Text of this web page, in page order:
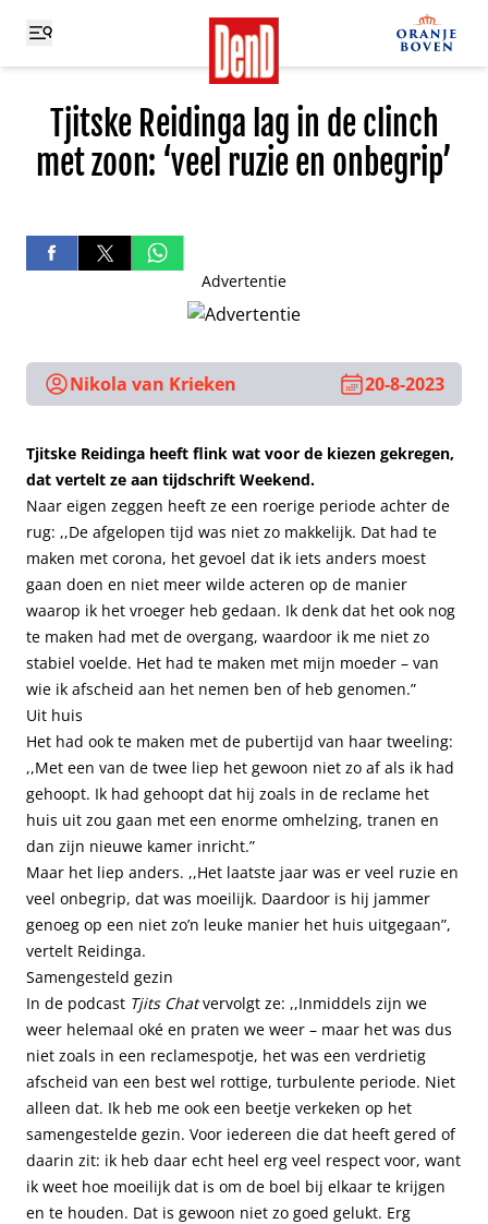
Tjitske Reidinga lag in de clinch
met zoon: ‘veel ruzie en onbegrip’
Advertentie
Nikola van Krieken 20-8-2023
Tjitske Reidinga heeft flink wat voor de kiezen gekregen,
dat vertelt ze aan tijdschrift Weekend.
Naar eigen zeggen heeft ze een roerige periode achter de
rug: ,,De afgelopen tijd was niet zo makkelijk. Dat had te
maken met corona, het gevoel dat ik iets anders moest
gaan doen en niet meer wilde acteren op de manier
waarop ik het vroeger heb gedaan. Ik denk dat het ook nog
te maken had met de overgang, waardoor ik me niet zo
stabiel voelde. Het had te maken met mijn moeder – van
wie ik afscheid aan het nemen ben of heb genomen.”
Uit huis
Het had ook te maken met de pubertijd van haar tweeling:
,,Met een van de twee liep het gewoon niet zo af als ik had
gehoopt. Ik had gehoopt dat hij zoals in de reclame het
huis uit zou gaan met een enorme omhelzing, tranen en
dan zijn nieuwe kamer inricht.”
Maar het liep anders. ,,Het laatste jaar was er veel ruzie en
veel onbegrip, dat was moeilijk. Daardoor is hij jammer
genoeg op een niet zo’n leuke manier het huis uitgegaan”,
vertelt Reidinga.
Samengesteld gezin
In de podcast Tjits Chatvervolgt ze: ,,Inmiddels zijn we
weer helemaal oké en praten we weer – maar het was dus
niet zoals in een reclamespotje, het was een verdrietig
afscheid van een best wel rottige, turbulente periode. Niet
alleen dat. Ik heb me ook een beetje verkeken op het
samengestelde gezin. Voor iedereen die dat heeft gered of
daarin zit: ik heb daar echt heel erg veel respect voor, want
ik weet hoe moeilijk dat is om de boel bij elkaar te krijgen
en te houden. Dat is gewoon niet zo goed gelukt. Erg